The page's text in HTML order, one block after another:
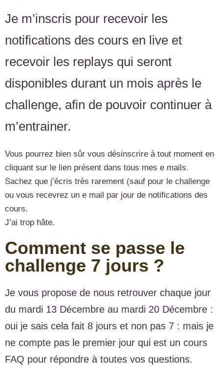
Je m’inscris pour recevoir les
notifications des cours en live et
recevoir les replays qui seront
disponibles durant un mois après le
challenge, afin de pouvoir continuer à
m’entrainer.
Vous pourrez bien sûr vous désinscrire à tout moment en
cliquant sur le lien présent dans tous mes e mails.
Sachez que j’écris très rarement (sauf pour le challenge
ou vous recevrez un e mail par jour de notifications des
cours.
J’ai trop hâte.
Comment se passe le
challenge 7 jours ?
Je vous propose de nous retrouver chaque jour
du mardi 13 Décembre au mardi 20 Décembre :
oui je sais cela fait 8 jours et non pas 7 : mais je
ne compte pas le premier jour qui est un cours
FAQ pour répondre à toutes vos questions.